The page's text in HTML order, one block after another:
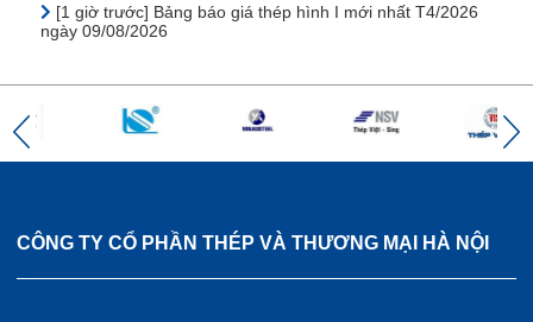
[1 giờ trước] Bảng báo giá thép hình I mới nhất T4/2026
ngày 09/08/2026
CÔNG TY CỔ PHẦN THÉP VÀ THƯƠNG MẠI HÀ NỘI